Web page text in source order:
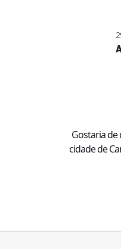
Gostaria
cidade de